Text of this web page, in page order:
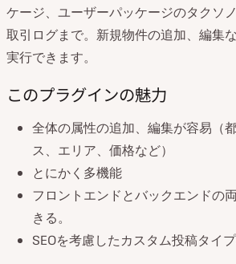
ケージ、ユーザーパッケージのタクソ
取引ログまで。新規物件の追加、編集
実行できます。
このプラグインの魅力
全体の属性の追加、編集が容易（
ス、エリア、価格など）
とにかく多機能
フロントエンドとバックエンドの
きる。
SEOを考慮したカスタム投稿タイ